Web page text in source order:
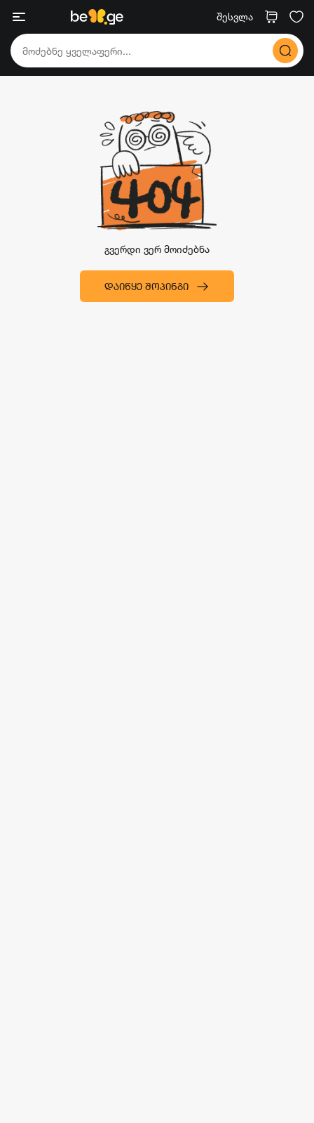
შესვლა
გვერდი ვერ მოიძებნა
ᲓᲐᲘᲬᲧᲔ ᲨᲝᲞᲘᲜᲒᲘ